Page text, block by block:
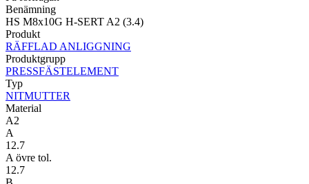
(3.4)
mängd
Benämning
HS M8x10G H-SERT A2 (3.4)
Produkt
RÄFFLAD ANLIGGNING
Produktgrupp
PRESSFÄSTELEMENT
Typ
NITMUTTER
Material
A2
A
12.7
A övre tol.
12.7